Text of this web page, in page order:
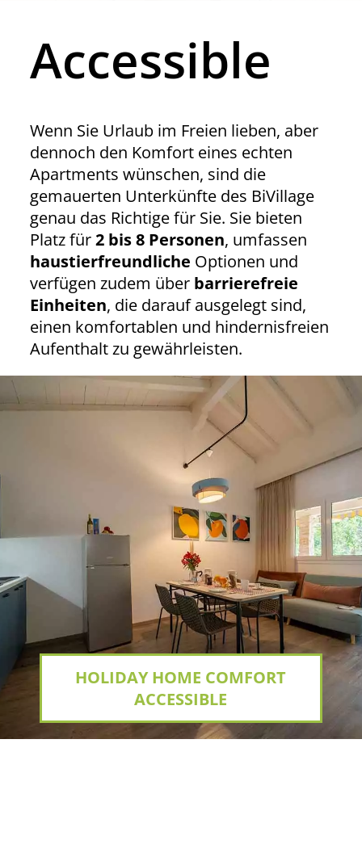
Accessible
Wenn Sie Urlaub im Freien lieben, aber
dennoch den Komfort eines echten
Apartments wünschen, sind die
gemauerten Unterkünfte des BiVillage
genau das Richtige für Sie. Sie bieten
Platz für2 bis 8 Personen, umfassen
haustierfreundliche Optionen und
verfügen zudem über barrierefreie
Einheiten, die darauf ausgelegt sind,
einen komfortablen und hindernisfreien
Aufenthalt zu gewährleisten.
HOLIDAY HOME COMFORT
ACCESSIBLE